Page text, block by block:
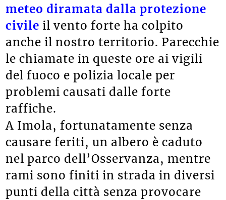
meteo diramata dalla protezione
civile il vento forte ha colpito
anche il nostro territorio. Parecchie
le chiamate in queste ore ai vigili
del fuoco e polizia locale per
problemi causati dalle forte
raffiche.
A Imola, fortunatamente senza
causare feriti, un albero è caduto
nel parco dell’Osservanza, mentre
rami sono finiti in strada in diversi
punti della città senza provocare